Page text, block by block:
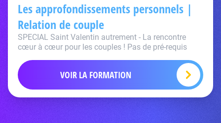
Les approfondissements personnels |
Relation de couple
SPECIAL Saint Valentin autrement - La rencontre
cœur à cœur pour les couples ! Pas de pré-requis
VOIR LA FORMATION